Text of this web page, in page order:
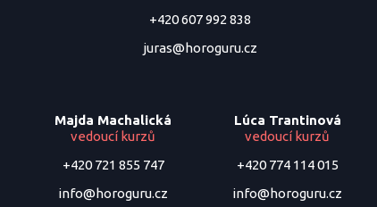
+420 607 992 838
juras@horoguru.cz
Majda Machalická
vedoucí kurzů
+420 721 855 747
info@horoguru.cz
Lúca Trantinová
vedoucí kurzů
+420 774 114 015
info@horoguru.cz